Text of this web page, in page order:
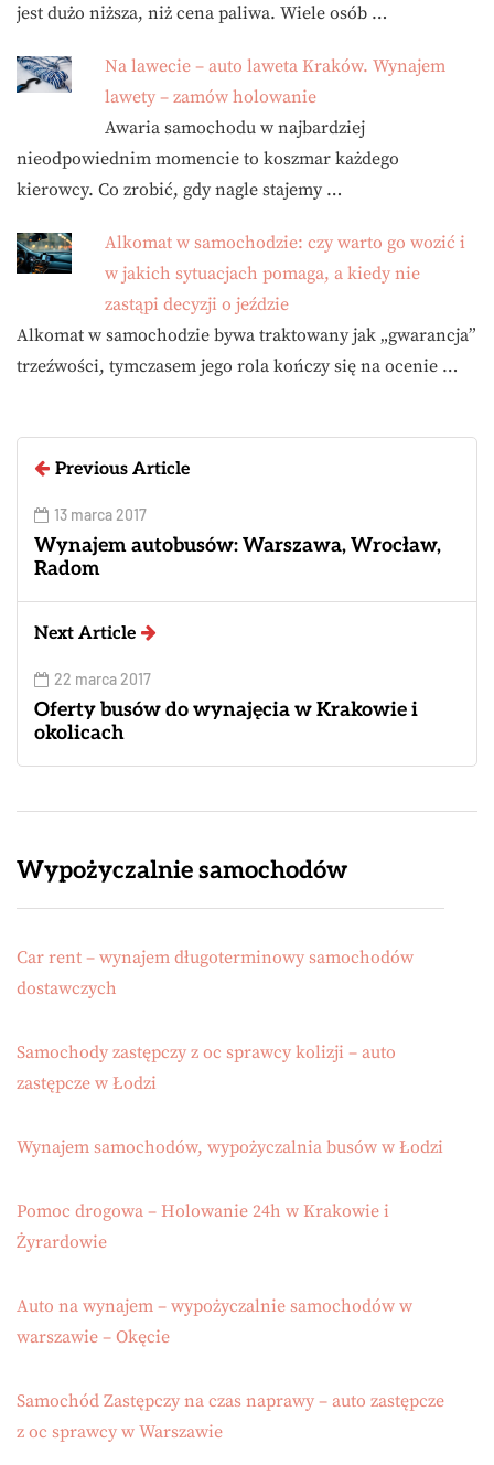
jest dużo niższa, niż cena paliwa. Wiele osób …
Na lawecie – auto laweta Kraków. Wynajem
lawety – zamów holowanie
Awaria samochodu w najbardziej
nieodpowiednim momencie to koszmar każdego
kierowcy. Co zrobić, gdy nagle stajemy …
Alkomat w samochodzie: czy warto go wozić i
w jakich sytuacjach pomaga, a kiedy nie
zastąpi decyzji o jeździe
Alkomat w samochodzie bywa traktowany jak „gwarancja”
trzeźwości, tymczasem jego rola kończy się na ocenie …
Previous Article
13 marca 2017
Wynajem autobusów: Warszawa, Wrocław,
Radom
Next Article
22 marca 2017
Oferty busów do wynajęcia w Krakowie i
okolicach
Wypożyczalnie samochodów
Car rent – wynajem długoterminowy samochodów
dostawczych
Samochody zastępczy z oc sprawcy kolizji – auto
zastępcze w Łodzi
Wynajem samochodów, wypożyczalnia busów w Łodzi
Pomoc drogowa – Holowanie 24h w Krakowie i
Żyrardowie
Auto na wynajem – wypożyczalnie samochodów w
warszawie – Okęcie
Samochód Zastępczy na czas naprawy – auto zastępcze
z oc sprawcy w Warszawie